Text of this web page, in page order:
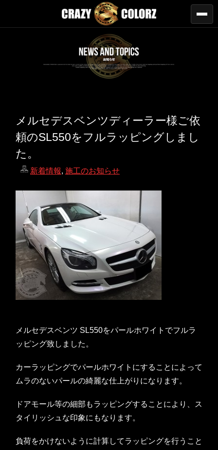
メルセデスベンツディーラー様ご依
頼のSL550をフルラッピングしまし
た。
新着情報, 施工のお知らせ
メルセデスベンツ SL550をパールホワイトでフルラ
ッピング致しました。
カーラッピングでパールホワイトにすることによって
ムラのないパールの綺麗な仕上がりになります。
ドアモール等の細部もラッピングすることにより、ス
タイリッシュな印象にもなります。
負荷をかけないように計算してラッピングを行うこと